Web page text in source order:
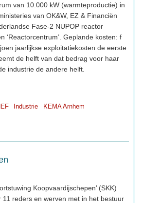
van 10.000 kW (warmteproductie) in
van OK&W, EZ & Financiën
Fase-2 NUPOP reactor
‘Reactorcentrum’. Geplande kosten: f
jaarlijkse exploitatiekosten de eerste
de helft van dat bedrag voor haar
industrie de andere helft.
Industrie
KEMA Arnhem
Koopvaardijschepen’ (SKK)
11 reders en werven met in het bestuur